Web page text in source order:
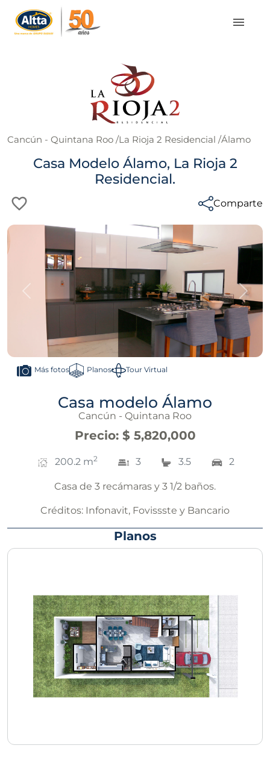
Cancún - Quintana Roo /La Rioja 2 Residencial /Álamo
Casa Modelo Álamo, La Rioja 2
Residencial.
Comparte
Anterior
Más fotos Planos Tour Virtual
Casa modelo Álamo
Cancún - Quintana Roo
Precio: $ 5,820,000
200.2 m2 3 3.5 2
Casa de 3 recámaras y 3 1/2 baños.
Créditos: Infonavit, Fovissste y Bancario
Planos